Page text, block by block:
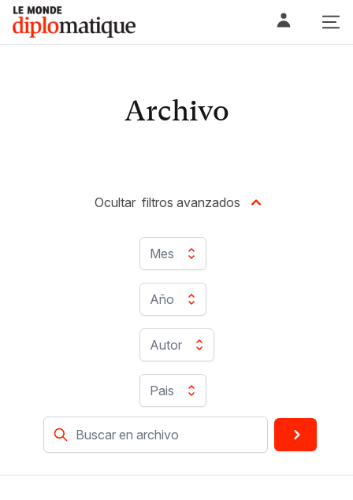
Skip
content
Le monde diplomatique
Archivo
Mes
Año
Autor
Pais
Ocultar filtros avanzados